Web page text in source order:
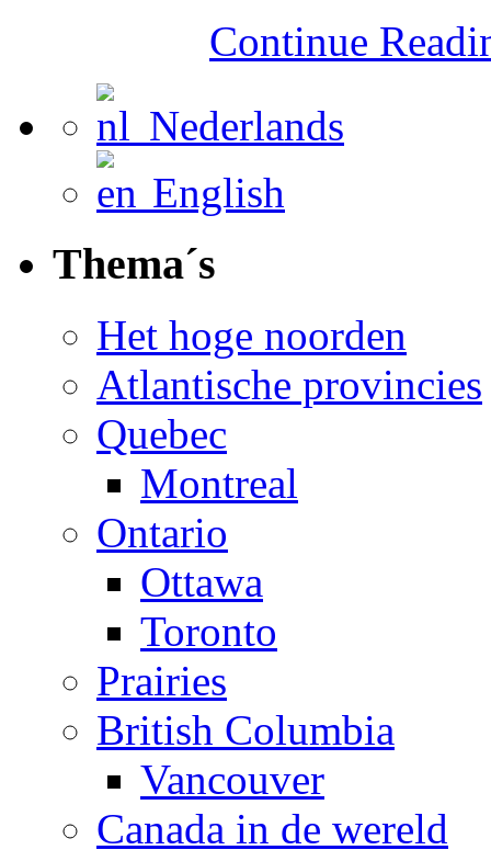
Continue
Nederlands
English
Thema´s
Het hoge noorden
Atlantische provincies
Quebec
Montreal
Ontario
Ottawa
Toronto
Prairies
British Columbia
Vancouver
Canada in de wereld